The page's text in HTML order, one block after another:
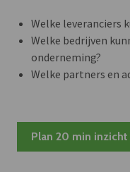
Welke leveranciers
Welke bedrijven
onderneming?
Welke partners en
Plan 20 min inzicht